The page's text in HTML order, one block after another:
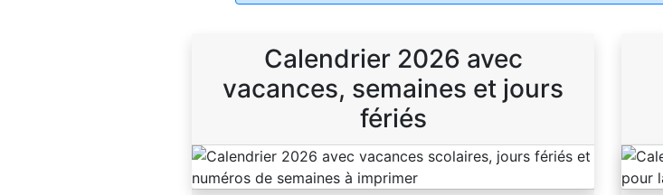
Calendrier 2026 avec
vacances, semaines et jours
fériés